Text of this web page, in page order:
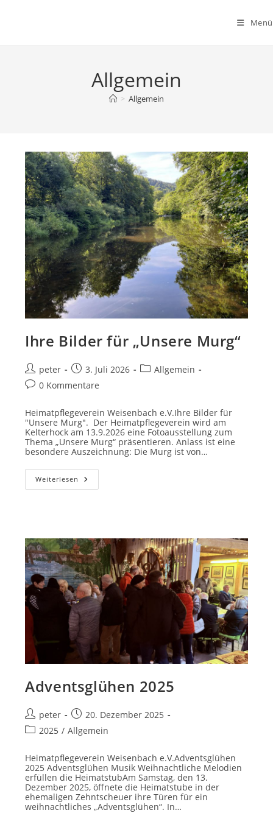
Menü
Allgemein
> Allgemein
Ihre Bilder für „Unsere Murg“
Beitrags-
Autor:
peter
Beitrag
veröffentlicht:
3. Juli 2026
Beitrags-
Allgemein
Beitrags-
0 Kommentare
Heimatpflegeverein Weisenbach e.V.Ihre Bilder für
"Unsere Murg". Der Heimatpflegeverein wird am
Kelterhock am 13.9.2026 eine Fotoausstellung zum
Thema „Unsere Murg“ präsentieren. Anlass ist eine
besondere Auszeichnung: Die Murg ist von…
Weiterlesen Ihre
Bilder
Adventsglühen 2025
Beitrags-
Autor:
peter
Beitrag
veröffentlicht:
20. Dezember 2025
Beitrags-
2025 / Allgemein
Heimatpflegeverein Weisenbach e.V.Adventsglühen
2025 Adventsglühen Musik Weihnachtliche Melodien
erfüllen die HeimatstubAm Samstag, den 13.
Dezember 2025, öffnete die Heimatstube in der
ehemaligen Zehntscheuer ihre Türen für ein
weihnachtliches „Adventsglühen“. In…